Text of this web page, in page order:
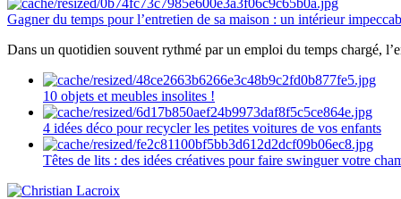
Gagner du temps pour l’entretien de sa maison : un intérieur
Dans un quotidien souvent rythmé par un emploi du temps chargé,
10 objets et meubles insolites !
4 idées déco pour recycler les petites voitures de vos enfants
Têtes de lits : des idées créatives pour faire swinguer votre